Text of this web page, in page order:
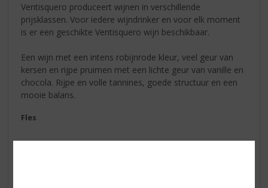
Ventisquero produceert wijnen in verschillende
prijsklassen. Voor iedere wijndrinker en voor elk moment
is er een geschikte Ventisquero wijn beschikbaar.
Een wijn met een intens robijnrode kleur, veel geur van
kersen en rijpe pruimen met een lichte geur van vanille en
chocola. Rijpe en volle tannines, goede structuur en een
mooie balans.
Fles